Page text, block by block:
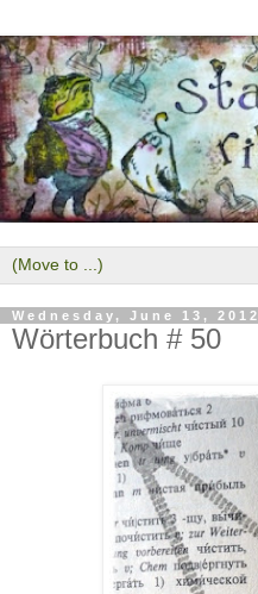
Wednesday, June 13, 2012
Wörterbuch # 50